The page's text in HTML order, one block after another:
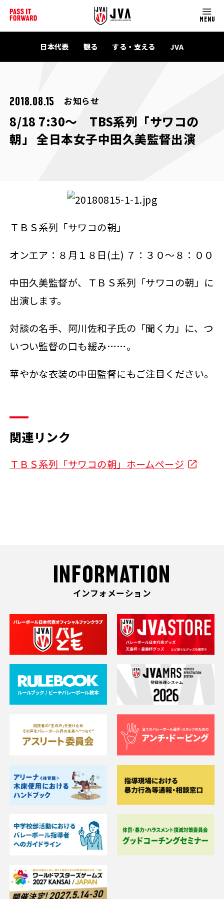
MENU
日本代表 観る する・支える JVA
2018.08.15 お知らせ
8/18 7:30～ TBS系列「サワコの
朝」 全日本女子中田久美監督出演
ＴＢＳ系列「サワコの朝」
オンエア：８月１８日(土) ７：３０～８：００
中田久美監督が、ＴＢＳ系列「サワコの朝」に
出演します。
対談の名手、阿川佐和子氏の「聞く力」に、つ
いつい監督の口も緩み……。
華やかな衣装の中田監督にもご注目ください。
関連リンク
ＴＢＳ系列「サワコの朝」ホームページ
INFORMATION
インフォメーション